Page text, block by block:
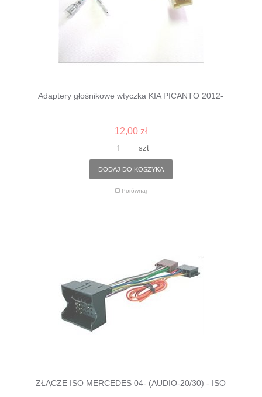
Adaptery głośnikowe wtyczka KIA PICANTO 2012-
12,00 zł
szt
DODAJ DO KOSZYKA
Porównaj
ZŁĄCZE ISO MERCEDES 04- (AUDIO-20/30) - ISO